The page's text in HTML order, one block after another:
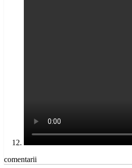
comentarii